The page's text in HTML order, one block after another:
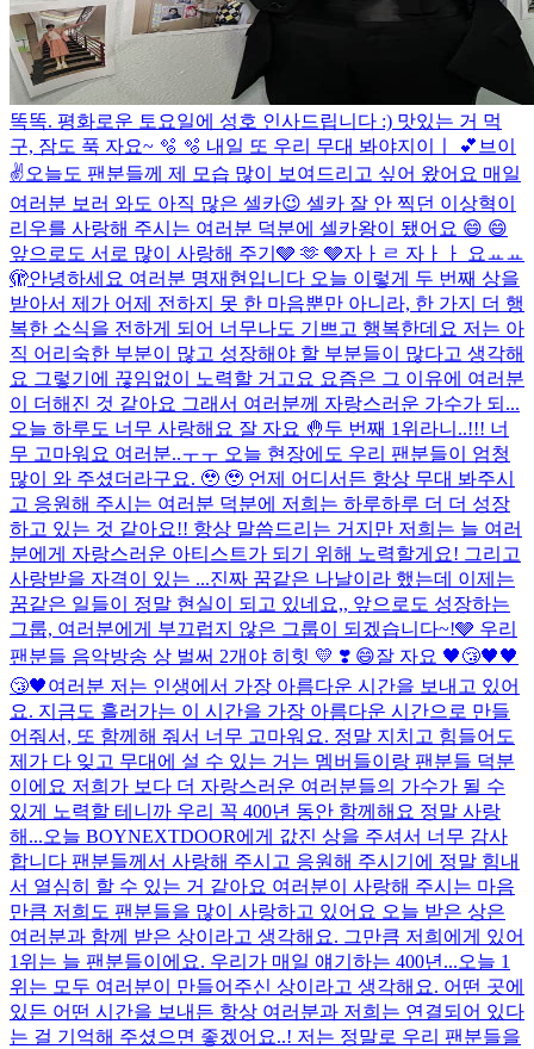
똑똑. 평화로운 토요일에 성호 인사드립니다 :) 맛있는 거 먹
구, 잠도 푹 자요~ 🫧 🫧 내일 또 우리 무대 봐야지이ㅣ 💕 브이
✌️오늘도 팬분들께 제 모습 많이 보여드리고 싶어 왔어요 매일
여러분 보러 와도 아직 많은 셀카😉 셀카 잘 안 찍던 이상혁이
리우를 사랑해 주시는 여러분 덕분에 셀카왕이 됐어요 😄 😄
앞으로도 서로 많이 사랑해 주기🩶 🫶 🩶자ㅏㄹ 자ㅏㅏ 요ㅛㅛ
🫣안녕하세요 여러분 명재현입니다 오늘 이렇게 두 번째 상을
받아서 제가 어제 전하지 못 한 마음뿐만 아니라, 한 가지 더 행
복한 소식을 전하게 되어 너무나도 기쁘고 행복한데요 저는 아
직 어리숙한 부분이 많고 성장해야 할 부분들이 많다고 생각해
요 그렇기에 끊임없이 노력할 거고요 요즘은 그 이유에 여러분
이 더해진 것 같아요 그래서 여러분께 자랑스러운 가수가 되...
오늘 하루도 너무 사랑해요 잘 자요 🤚두 번째 1위라니..!!! 너
무 고마워요 여러분..ㅜㅜ 오늘 현장에도 우리 팬분들이 엄청
많이 와 주셨더라구요. 🥹 🥹 언제 어디서든 항상 무대 봐주시
고 응원해 주시는 여러분 덕분에 저희는 하루하루 더 더 성장
하고 있는 것 같아요!! 항상 말씀드리는 거지만 저희는 늘 여러
분에게 자랑스러운 아티스트가 되기 위해 노력할게요! 그리고
사랑받을 자격이 있는 ...진짜 꿈같은 나날이라 했는데 이제는
꿈같은 일들이 정말 현실이 되고 있네요,, 앞으로도 성장하는
그룹, 여러분에게 부끄럽지 않은 그룹이 되겠습니다~!🩶 우리
팬분들 음악방송 상 벌써 2개야 히힛 💛​ ❣️​ 😄​잘 자요 🖤😴🖤🖤
😴🖤여러분 저는 인생에서 가장 아름다운 시간을 보내고 있어
요. 지금도 흘러가는 이 시간을 가장 아름다운 시간으로 만들
어줘서, 또 함께해 줘서 너무 고마워요. 정말 지치고 힘들어도
제가 다 잊고 무대에 설 수 있는 거는 멤버들이랑 팬분들 덕분
이에요 저희가 보다 더 자랑스러운 여러분들의 가수가 될 수
있게 노력할 테니까 우리 꼭 400년 동안 함께해요 정말 사랑
해...오늘 BOYNEXTDOOR에게 값진 상을 주셔서 너무 감사
합니다 팬분들께서 사랑해 주시고 응원해 주시기에 정말 힘내
서 열심히 할 수 있는 거 같아요 여러분이 사랑해 주시는 마음
만큼 저희도 팬분들을 많이 사랑하고 있어요 오늘 받은 상은
여러분과 함께 받은 상이라고 생각해요. 그만큼 저희에게 있어
1위는 늘 팬분들이에요. 우리가 매일 얘기하는 400년...오늘 1
위는 모두 여러분이 만들어주신 상이라고 생각해요. 어떤 곳에
있든 어떤 시간을 보내든 항상 여러분과 저희는 연결되어 있다
는 걸 기억해 주셨으면 좋겠어요..! 저는 정말로 우리 팬분들을